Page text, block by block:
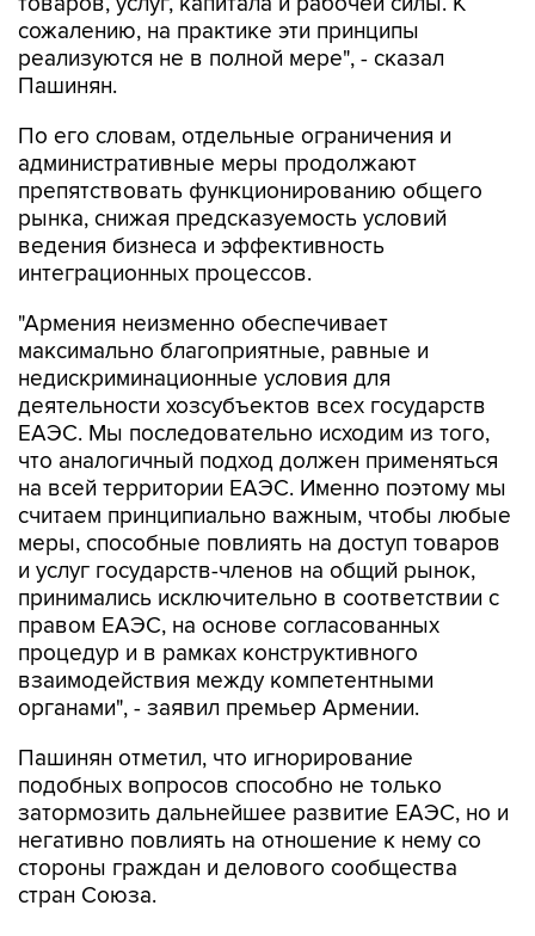
реализуются не в полной мере", - сказал
Пашинян.
По его словам, отдельные ограничения и
препятствовать функционированию общего
рынка, снижая предсказуемость условий
ведения бизнеса и эффективность
интеграционных процессов.
"Армения неизменно обеспечивает
недискриминационные условия для
деятельности хозсубъектов всех государств
ЕАЭС. Мы последовательно исходим из того,
что аналогичный подход должен применяться
на всей территории ЕАЭС. Именно поэтому мы
считаем принципиально важным, чтобы любые
меры, способные повлиять на доступ товаров
и услуг государств-членов на общий рынок,
принимались исключительно в соответствии с
правом ЕАЭС, на основе согласованных
процедур и в рамках конструктивного
взаимодействия между компетентными
органами", - заявил премьер Армении.
Пашинян отметил, что игнорирование
затормозить дальнейшее развитие ЕАЭС, но и
негативно повлиять на отношение к нему со
стороны граждан и делового сообщества
стран Союза.
"В конечном итоге подобные проблемы